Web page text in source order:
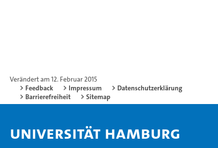
Verändert am 12. Februar 2015
Feedback
Impressum
Datenschutzerklärung
Barrierefreiheit
Sitemap
Universität Hamburg